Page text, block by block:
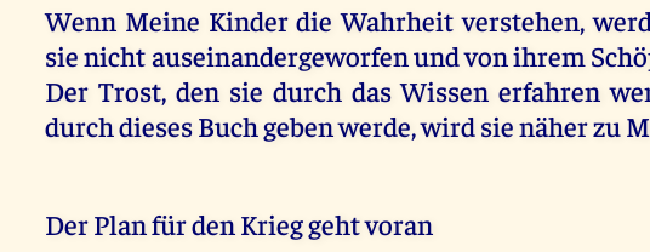
Wenn Meine Kinder die Wahrheit verstehen,
sie nicht auseinandergeworfen und von ihrem
Der Trost, den sie durch das Wissen erfahren
durch dieses Buch geben werde, wird sie näher zu
Der Plan für den Krieg geht voran